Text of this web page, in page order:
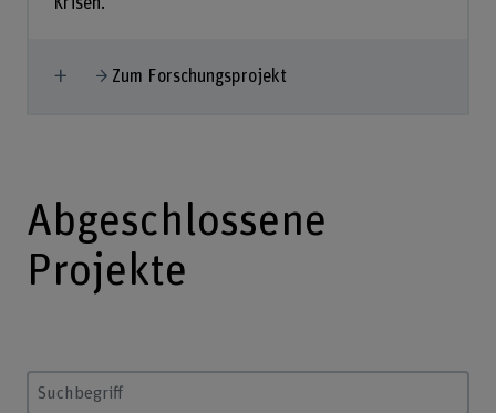
Mehr anzeigen
Zum Forschungsprojekt
Abgeschlossene
Projekte
Suchbegriff eingeben